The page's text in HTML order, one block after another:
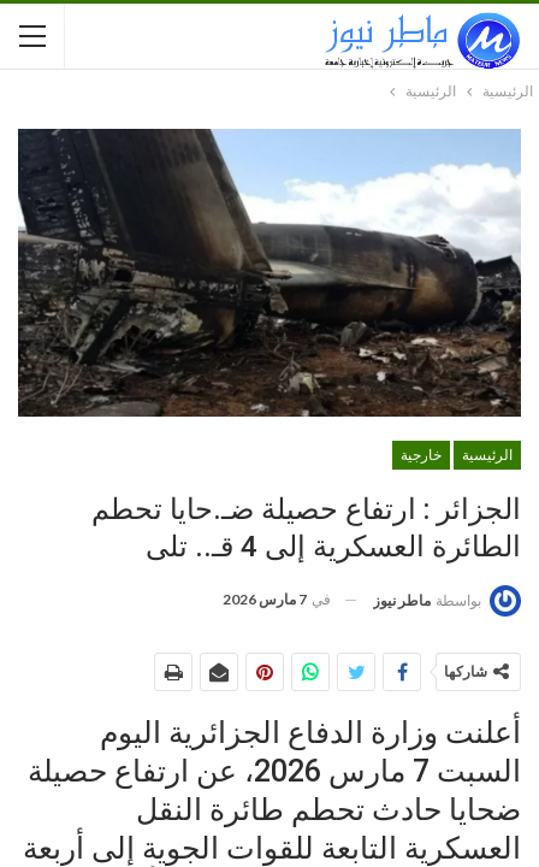
الرئيسية الرئيسية
الرئيسية خارجية
الجزائر : ارتفاع حصيلة ضـ.حايا تحطم
الطائرة العسكرية إلى 4 قـ.. تلى
بواسطة ماطر نيوز في 7 مارس 2026
شاركها
أعلنت وزارة الدفاع الجزائرية اليوم
السبت 7 مارس 2026، عن ارتفاع حصيلة
ضحايا حادث تحطم طائرة النقل
العسكرية التابعة للقوات الجوية إلى أربعة